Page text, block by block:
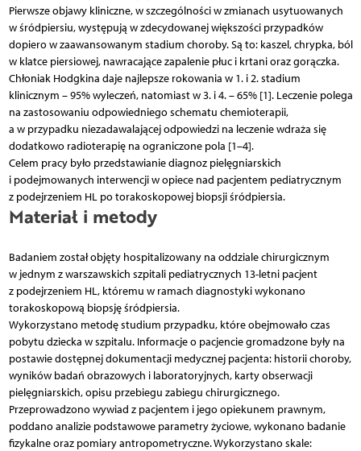
Pierwsze objawy kliniczne, w szczególności w zmianach usytuowanych
w śródpiersiu, występują w zdecydowanej większości przypadków
dopiero w zaawansowanym stadium choroby. Są to: kaszel, chrypka, ból
w klatce piersiowej, nawracające zapalenie płuc i krtani oraz gorączka.
Chłoniak Hodgkina daje najlepsze rokowania w 1. i 2. stadium
klinicznym – 95% wyleczeń, natomiast w 3. i 4. – 65% [1]. Leczenie polega
na zastosowaniu odpowiedniego schematu chemioterapii,
a w przypadku niezadawalającej odpowiedzi na leczenie wdraża się
dodatkowo radioterapię na ograniczone pola [1–4].
Celem pracy było przedstawianie diagnoz pielęgniarskich
i podejmowanych interwencji w opiece nad pacjentem pediatrycznym
z podejrzeniem HL po torakoskopowej biopsji śródpiersia.
Materiał i metody
Badaniem został objęty hospitalizowany na oddziale chirurgicznym
w jednym z warszawskich szpitali pediatrycznych 13-letni pacjent
z podejrzeniem HL, któremu w ramach diagnostyki wykonano
torakoskopową biopsję śródpiersia.
Wykorzystano metodę studium przypadku, które obejmowało czas
pobytu dziecka w szpitalu. Informacje o pacjencie gromadzone były na
postawie dostępnej dokumentacji medycznej pacjenta: historii choroby,
wyników badań obrazowych i laboratoryjnych, karty obserwacji
pielęgniarskich, opisu przebiegu zabiegu chirurgicznego.
Przeprowadzono wywiad z pacjentem i jego opiekunem prawnym,
poddano analizie podstawowe parametry życiowe, wykonano badanie
fizykalne oraz pomiary antropometryczne. Wykorzystano skale: